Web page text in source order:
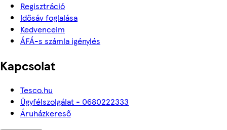
Regisztráció
Idősáv foglalása
Kedvenceim
ÁFÁ-s számla igénylés
Kapcsolat
Tesco.hu
Ügyfélszolgálat - 0680222333
Áruházkereső